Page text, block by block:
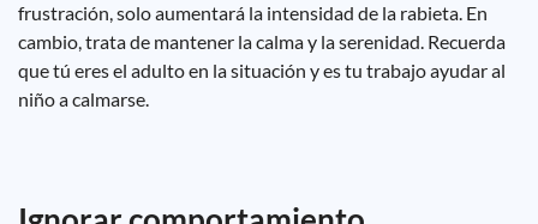
frustración, solo aumentará la intensidad de la rabieta. En
cambio, trata de mantener la calma y la serenidad. Recuerda
que tú eres el adulto en la situación y es tu trabajo ayudar al
niño a calmarse.